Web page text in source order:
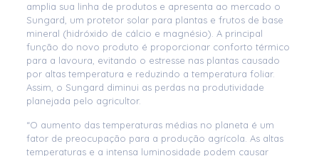
amplia sua linha de produtos e apresenta ao mercado o
Sungard, um protetor solar para plantas e frutos de base
mineral (hidróxido de cálcio e magnésio). A principal
função do novo produto é proporcionar conforto térmico
para a lavoura, evitando o estresse nas plantas causado
por altas temperatura e reduzindo a temperatura foliar.
Assim, o Sungard diminui as perdas na produtividade
planejada pelo agricultor.
“O aumento das temperaturas médias no planeta é um
fator de preocupação para a produção agrícola. As altas
temperaturas e a intensa luminosidade podem causar